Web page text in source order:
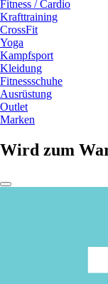
Fitness / Cardio
Krafttraining
CrossFit
Yoga
Kampfsport
Kleidung
Fitnessschuhe
Ausrüstung
Outlet
Marken
Wird zum